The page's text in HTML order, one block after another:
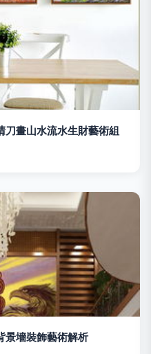
刀畫山水流水生財藝術組
景墻裝飾藝術解析